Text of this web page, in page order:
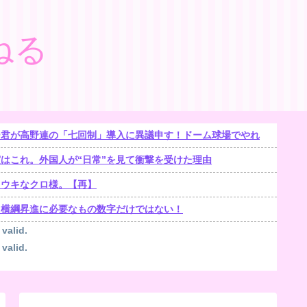
る
が高野連の「七回制」導入に異議申す！ドーム球場でやれ
これ。外国人が“日常”を見て衝撃を受けた理由
キなクロ様。【再】
綱昇進に必要なもの数字だけではない！
valid.
valid.